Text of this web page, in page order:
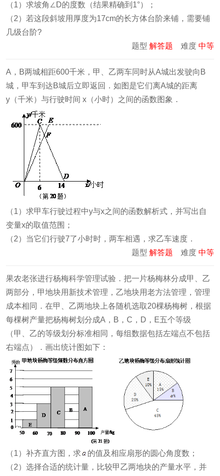
（1）求坡角∠D的度数（结果精确到1°）；
（2）若这段斜坡用厚度为17cm的长方体台阶来铺，需要铺
几级台阶?
题型 解答题 难度 中等
A，B两城相距600千米，甲、乙两车同时从A城出发驶向B
城，甲车到达B城后立即返回．如图是它们离A城的距离
y（千米）与行驶时间 x（小时）之间的函数图象．
（1）求甲车行驶过程中y与x之间的函数解析式，并写出自
变量x的取值范围；
（2）当它们行驶7了小时时，两车相遇，求乙车速度．
题型 解答题 难度 中等
果农老张进行杨梅科学管理试验．把一片杨梅林分成甲、乙
两部分，甲地块用新技术管理，乙地块用老方法管理，管理
成本相同．在甲、乙两地块上各随机选取20棵杨梅树，根据
每棵树产量把杨梅树划分成A，B，C，D，E五个等级
（甲、乙的等级划分标准相同，每组数据包括左端点不包括
右端点）．画出统计图如下：
（1）补齐直方图，求
的值及相应扇形的圆心角度数；
（2）选择合适的统计量，比较甲乙两地块的产量水平，并